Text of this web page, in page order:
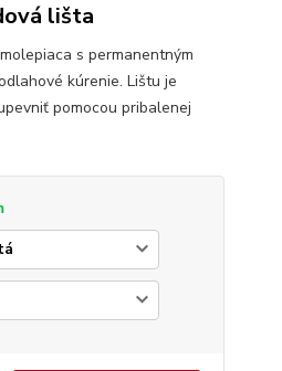
lišta
s permanentným
kúrenie. Lištu je
pomocou pribalenej